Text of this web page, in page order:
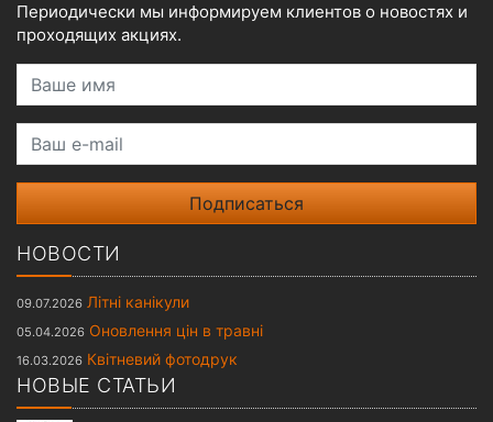
Периодически мы информируем клиентов о новостях и
проходящих акциях.
Ваше имя
Ваш e-mail
НОВОСТИ
09.07.2026 Літні канікули
05.04.2026 Оновлення цін в травні
16.03.2026 Квітневий фотодрук
НОВЫЕ СТАТЬИ